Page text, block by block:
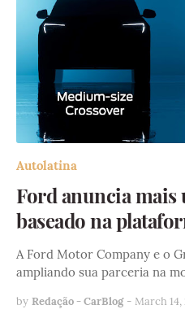
Autolatina
Ford anuncia mais
baseado na
A Ford Motor Company e o
ampliando sua parceria na
by Redação - CarBlog - March 14,